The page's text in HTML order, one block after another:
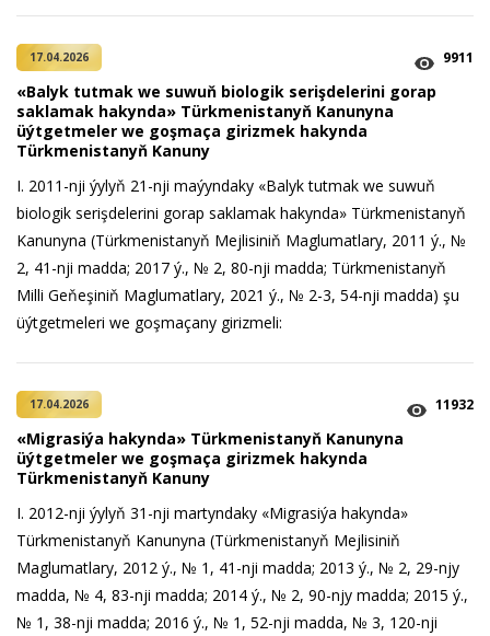
17.04.2026 9911
«Balyk tutmak we suwuň biologik serişdelerini gorap
saklamak hakynda» Türkmenistanyň Kanunyna
üýtgetmeler we goşmaça girizmek hakynda
Türkmenistanyň Kanuny
I. 2011-nji ýylyň 21-nji maýyndaky «Balyk tutmak we suwuň
biologik serişdelerini gorap saklamak hakynda» Türkmenistanyň
Kanunyna (Türkmenistanyň Mejlisiniň Maglumatlary, 2011 ý., №
2, 41-nji madda; 2017 ý., № 2, 80-nji madda; Türkmenistanyň
Milli Geňeşiniň Maglumatlary, 2021 ý., № 2-3, 54-nji madda) şu
üýtgetmeleri we goşmaçany girizmeli:
17.04.2026 11932
«Migrasiýa hakynda» Türkmenistanyň Kanunyna
üýtgetmeler we goşmaça girizmek hakynda
Türkmenistanyň Kanuny
I. 2012-nji ýylyň 31-nji martyndaky «Migrasiýa hakynda»
Türkmenistanyň Kanunyna (Türkmenistanyň Mejlisiniň
Maglumatlary, 2012 ý., № 1, 41-nji madda; 2013 ý., № 2, 29-njy
madda, № 4, 83-nji madda; 2014 ý., № 2, 90-njy madda; 2015 ý.,
№ 1, 38-nji madda; 2016 ý., № 1, 52-nji madda, № 3, 120-nji